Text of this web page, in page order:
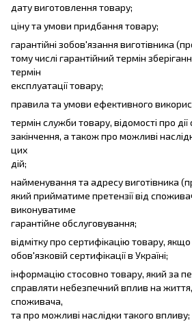
дату виготовлення товару;
ціну та умови придбання товару;
гарантійні зобов'язання виготівника
тому числі гарантійний термін
термін
експлуатації товару;
правила та умови ефективного
термін служби товару, відомості про
закінчення, а також про можливі
цих
дій;
найменування та адресу виготівника
який прийматиме претензії від
виконуватиме
гарантійне обслуговування;
відмітку про сертифікацію товару, якщо
обов'язковій сертифікації в Україні;
інформацію стосовно товару, який за
справляти небезпечний вплив на
споживача,
та про можливі наслідки такого впливу;